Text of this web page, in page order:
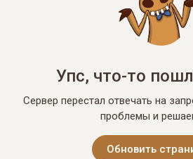
Упс, что-то
Сервер перестал отвечать на
проблемы и
Обновить